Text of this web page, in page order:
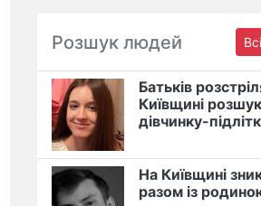
Розшук людей
Батьків
Київщині
дівчинку-
На Київщині
разом із